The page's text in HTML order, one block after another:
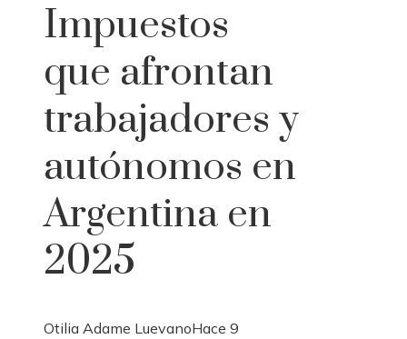
Impuestos
que afrontan
trabajadores y
autónomos en
Argentina en
2025
Otilia Adame LuevanoHace 9